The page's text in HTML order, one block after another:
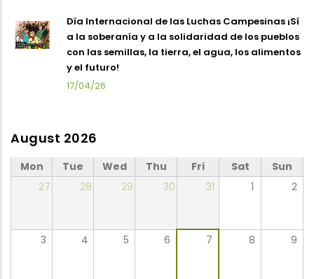
Día Internacional de las Luchas Campesinas ¡Sí
a la soberanía y a la solidaridad de los pueblos
con las semillas, la tierra, el agua, los alimentos
y el futuro!
17/04/26
August 2026
Mon Tue Wed Thu Fri Sat
Sun
27
28 29 30 31 1 2
3 4 5 6 7 8 9